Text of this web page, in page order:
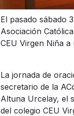
El pasado sábado
Asociación
CEU Virgen Niña a
La jornada de
secretario de la
Altuna Urcelay, el
del colegio CEU